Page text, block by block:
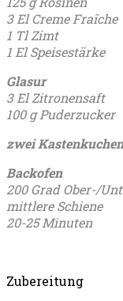
3 El Creme Fraîche
1 Tl Zimt
1 El Speisestärke
Glasur
3 El Zitronensaft
100 g Puderzucker
zwei
Backofen
200 Grad Ober-/
mittlere Schiene
20-25 Minuten
Zubereitung